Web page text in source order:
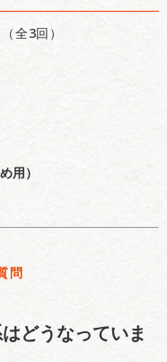
全3回）
用）
問
どうなっていま